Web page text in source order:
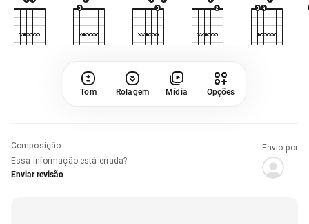
Tom Rolagem Mídia Opções
Composição:
Essa informação está errada?
Enviar revisão
Envio por